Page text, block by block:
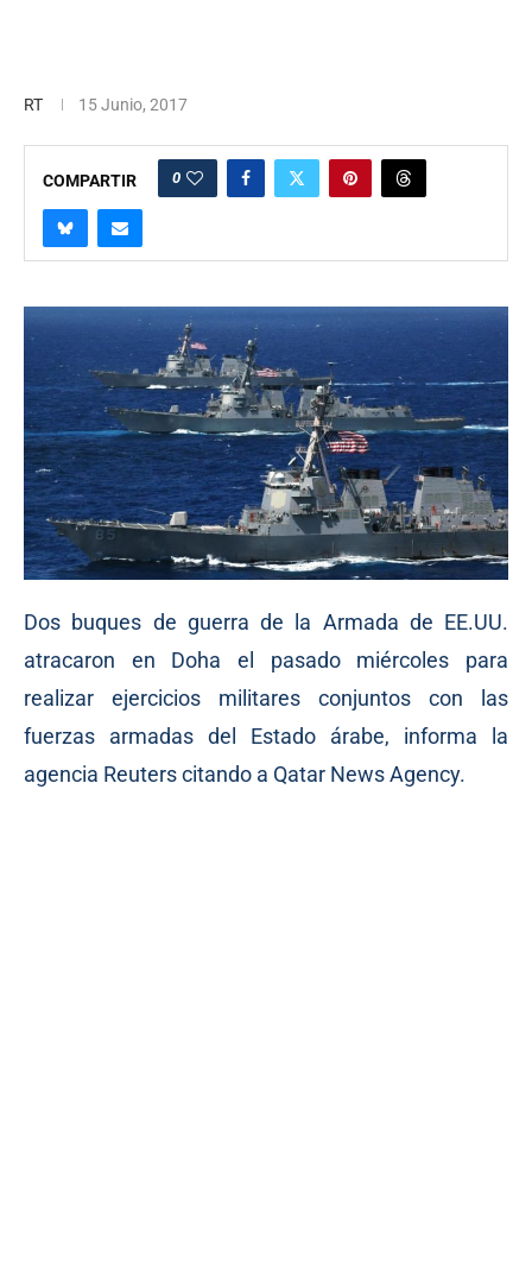
RT 15 Junio, 2017
COMPARTIR 0
Dos buques de guerra de la Armada de EE.UU.
atracaron en Doha el pasado miércoles para
realizar ejercicios militares conjuntos con las
fuerzas armadas del Estado árabe, informa la
agencia Reuters citando a Qatar News Agency.